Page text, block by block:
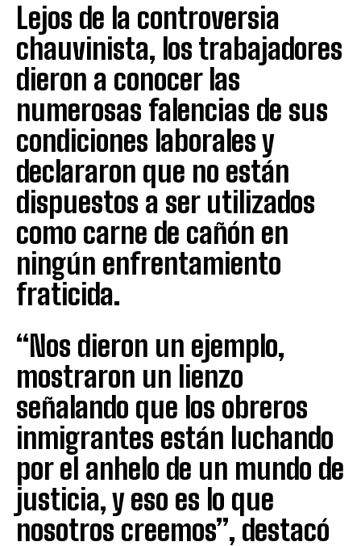
Lejos de la controversia
chauvinista, los trabajadores
dieron a conocer las
numerosas falencias de sus
condiciones laborales y
declararon que no están
dispuestos a ser utilizados
como carne de cañón en
ningún enfrentamiento
fraticida.
“Nos dieron un ejemplo,
mostraron un lienzo
señalando que los obreros
inmigrantes están luchando
por el anhelo de un mundo de
justicia, y eso es lo que
nosotros creemos”, destacó